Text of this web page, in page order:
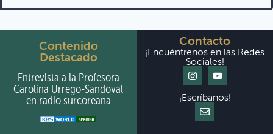
Contenido
Destacado
Entrevista a la Profesora
Carolina Urrego-Sandoval
en radio surcoreana
Contacto
¡Encuéntrenos en las Redes
Sociales!
¡Escríbanos!